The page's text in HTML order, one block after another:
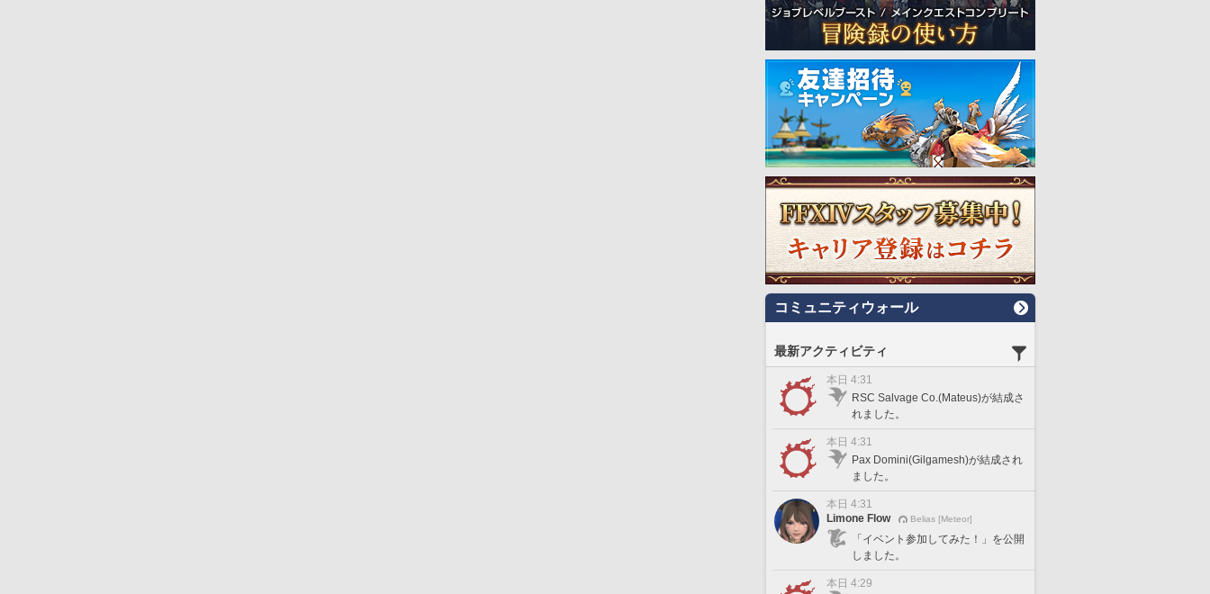
コミュニティウォール
最新アクティビティ
本日 4:31
RSC Salvage Co.(Mateus)が結成さ
れました。
本日 4:31
Pax Domini(Gilgamesh)が結成され
ました。
本日 4:31
Limone Flow
Belias [Meteor]
「イベント参加してみた！」を公開
しました。
本日 4:29